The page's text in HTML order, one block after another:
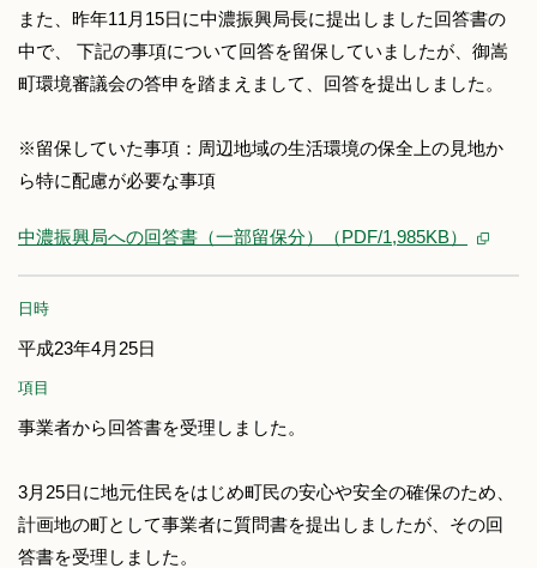
また、昨年11月15日に中濃振興局長に提出しました回答書の
中で、 下記の事項について回答を留保していましたが、御嵩
町環境審議会の答申を踏まえまして、回答を提出しました。
※留保していた事項：周辺地域の生活環境の保全上の見地か
ら特に配慮が必要な事項
中濃振興局への回答書（一部留保分）（PDF/1,985KB）
日時
平成23年4月25日
項目
事業者から回答書を受理しました。
3月25日に地元住民をはじめ町民の安心や安全の確保のため、
計画地の町として事業者に質問書を提出しましたが、その回
答書を受理しました。